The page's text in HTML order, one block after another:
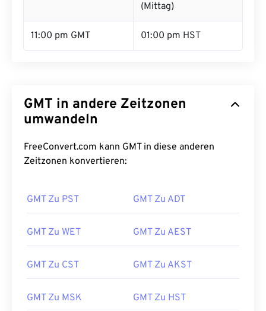
(Mittag)
11:00 pm GMT 01:00 pm HST
GMT in andere Zeitzonen
umwandeln
FreeConvert.com kann GMT in diese anderen
Zeitzonen konvertieren:
GMT Zu PST GMT Zu ADT
GMT Zu WET GMT Zu AEST
GMT Zu CST GMT Zu AKST
GMT Zu MSK GMT Zu HST